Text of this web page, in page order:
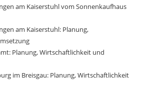
am Kaiserstuhl vom Sonnenkaufhaus
am Kaiserstuhl: Planung,
Planung, Wirtschaftlichkeit und
im Breisgau: Planung, Wirtschaftlichkeit